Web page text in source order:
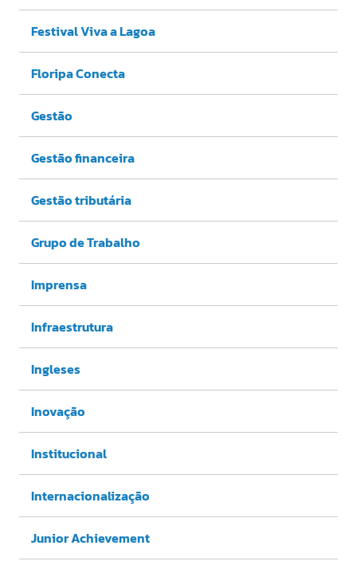
Festival Viva a Lagoa
Floripa Conecta
Gestão
Gestão financeira
Gestão tributária
Grupo de Trabalho
Imprensa
Infraestrutura
Ingleses
Inovação
Institucional
Internacionalização
Junior Achievement